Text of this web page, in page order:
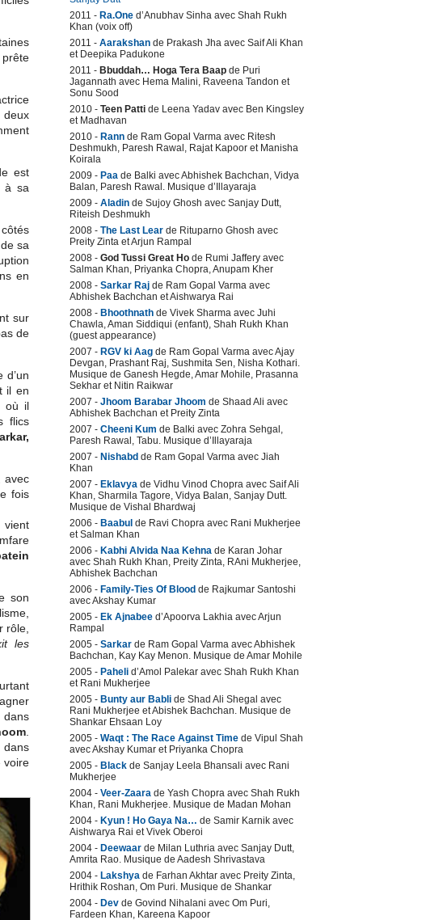
est
à sa
sa
en
sur
de
il en
où il
flics
avec
fois
son
rôle,
les
dans
.
dans
voire
2011 - Ra.One d’Anubhav Sinha avec Shah Rukh
Khan (voix off)
2011 - Aarakshan de Prakash Jha avec Saif Ali Khan
et Deepika Padukone
2011 - Bbuddah… Hoga Tera Baap de Puri
Jagannath avec Hema Malini, Raveena Tandon et
Sonu Sood
2010 - Teen Patti de Leena Yadav avec Ben Kingsley
et Madhavan
2010 - Rann de Ram Gopal Varma avec Ritesh
Deshmukh, Paresh Rawal, Rajat Kapoor et Manisha
Koirala
2009 - Paa de Balki avec Abhishek Bachchan, Vidya
Balan, Paresh Rawal. Musique d’Illayaraja
2009 - Aladin de Sujoy Ghosh avec Sanjay Dutt,
Riteish Deshmukh
2008 - The Last Lear de Rituparno Ghosh avec
Preity Zinta et Arjun Rampal
2008 - God Tussi Great Ho de Rumi Jaffery avec
Salman Khan, Priyanka Chopra, Anupam Kher
2008 - Sarkar Raj de Ram Gopal Varma avec
Abhishek Bachchan et Aishwarya Rai
2008 - Bhoothnath de Vivek Sharma avec Juhi
Chawla, Aman Siddiqui (enfant), Shah Rukh Khan
(guest appearance)
2007 - RGV ki Aag de Ram Gopal Varma avec Ajay
Devgan, Prashant Raj, Sushmita Sen, Nisha Kothari.
Musique de Ganesh Hegde, Amar Mohile, Prasanna
Sekhar et Nitin Raikwar
2007 - Jhoom Barabar Jhoom de Shaad Ali avec
Abhishek Bachchan et Preity Zinta
2007 - Cheeni Kum de Balki avec Zohra Sehgal,
Paresh Rawal, Tabu. Musique d’Illayaraja
2007 - Nishabd de Ram Gopal Varma avec Jiah
Khan
2007 - Eklavya de Vidhu Vinod Chopra avec Saif Ali
Khan, Sharmila Tagore, Vidya Balan, Sanjay Dutt.
Musique de Vishal Bhardwaj
2006 - Baabul de Ravi Chopra avec Rani Mukherjee
et Salman Khan
2006 - Kabhi Alvida Naa Kehna de Karan Johar
avec Shah Rukh Khan, Preity Zinta, RAni Mukherjee,
Abhishek Bachchan
2006 - Family-Ties Of Blood de Rajkumar Santoshi
avec Akshay Kumar
2005 - Ek Ajnabee d’Apoorva Lakhia avec Arjun
Rampal
2005 - Sarkar de Ram Gopal Varma avec Abhishek
Bachchan, Kay Kay Menon. Musique de Amar Mohile
2005 - Paheli d’Amol Palekar avec Shah Rukh Khan
et Rani Mukherjee
2005 - Bunty aur Babli de Shad Ali Shegal avec
Rani Mukherjee et Abishek Bachchan. Musique de
Shankar Ehsaan Loy
2005 - Waqt : The Race Against Time de Vipul Shah
avec Akshay Kumar et Priyanka Chopra
2005 - Black de Sanjay Leela Bhansali avec Rani
Mukherjee
2004 - Veer-Zaara de Yash Chopra avec Shah Rukh
Khan, Rani Mukherjee. Musique de Madan Mohan
2004 - Kyun ! Ho Gaya Na… de Samir Karnik avec
Aishwarya Rai et Vivek Oberoi
2004 - Deewaar de Milan Luthria avec Sanjay Dutt,
Amrita Rao. Musique de Aadesh Shrivastava
2004 - Lakshya de Farhan Akhtar avec Preity Zinta,
Hrithik Roshan, Om Puri. Musique de Shankar
2004 - Dev de Govind Nihalani avec Om Puri,
Fardeen Khan, Kareena Kapoor